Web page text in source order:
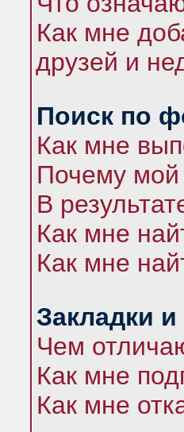
Как мне
друзей и
Поиск по
Как мне
Почему мой
В
Как мне
Как мне
Закладки
Чем
Как мне
Как мне